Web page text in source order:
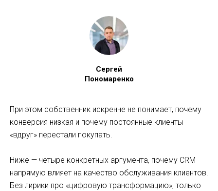
Сергей
Пономаренко
При этом собственник искренне не понимает, почему
конверсия низкая и почему постоянные клиенты
«вдруг» перестали покупать.
Ниже — четыре конкретных аргумента, почему CRM
напрямую влияет на качество обслуживания клиентов.
Без лирики про «цифровую трансформацию», только